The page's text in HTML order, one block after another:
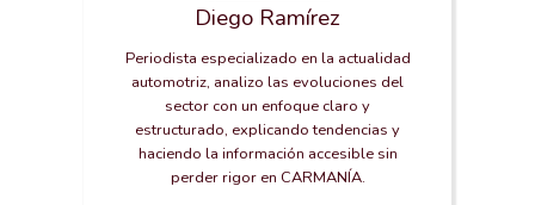
Diego Ramírez
Periodista especializado en la actualidad
automotriz, analizo las evoluciones del
sector con un enfoque claro y
estructurado, explicando tendencias y
haciendo la información accesible sin
perder rigor en CARMANÍA.